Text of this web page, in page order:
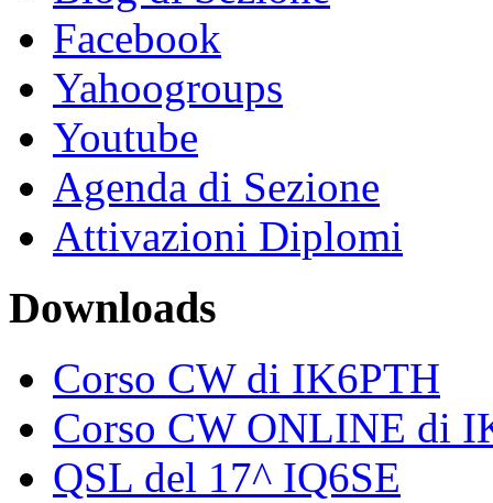
Facebook
Yahoogroups
Youtube
Agenda di Sezione
Attivazioni Diplomi
Downloads
Corso CW di IK6PTH
Corso CW ONLINE di
QSL del 17^ IQ6SE